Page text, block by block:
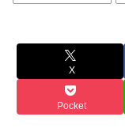
X
Pocket